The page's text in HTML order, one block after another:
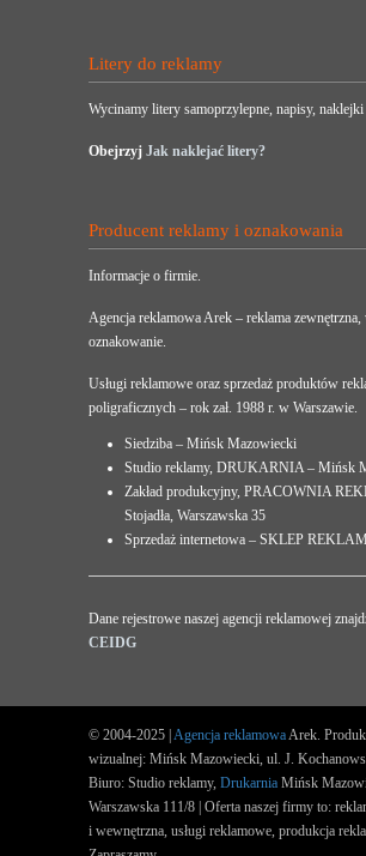
Litery do reklamy
Wycinamy litery samoprzylepne, napisy, naklejki
Obejrzyj Jak naklejać litery?
Producent reklamy i oznakowania
Informacje o firmie.
Agencja reklamowa Arek – reklama zewnętrzna,
oznakowanie.
Usługi reklamowe oraz sprzedaż produktów
poligraficznych – rok zał. 1988 r. w Warszawie.
Siedziba – Mińsk Mazowiecki
Studio reklamy, DRUKARNIA – Mińsk
Zakład produkcyjny, PRACOWNIA
Stojadła, Warszawska 35
Sprzedaż internetowa – SKLEP
Dane rejestrowe naszej agencji reklamowej
CEIDG
© 2004-2025 | Agencja reklamowaArek.
wizualnej: Mińsk Mazowiecki, ul. J.
Biuro: Studio reklamy, Drukarnia Mińsk
Warszawska 111/8 | Oferta naszej firmy to:
i wewnętrzna, usługi reklamowe, produkcja